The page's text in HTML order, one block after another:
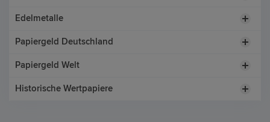
Edelmetalle
Papiergeld Deutschland
Papiergeld Welt
Historische Wertpapiere